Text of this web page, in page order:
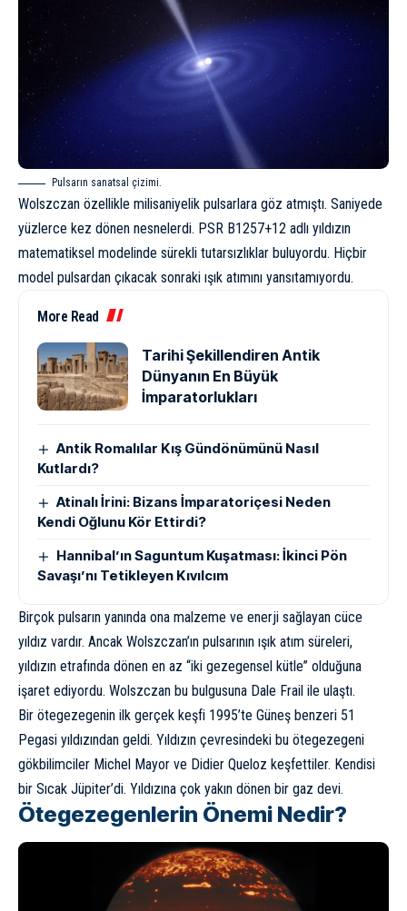
Pulsarın sanatsal çizimi.
Wolszczan özellikle milisaniyelik pulsarlara göz atmıştı. Saniyede
yüzlerce kez dönen nesnelerdi. PSR B1257+12 adlı yıldızın
matematiksel modelinde sürekli tutarsızlıklar buluyordu. Hiçbir
model pulsardan çıkacak sonraki ışık atımını yansıtamıyordu.
More Read
Tarihi Şekillendiren Antik
Dünyanın En Büyük
İmparatorlukları
Antik Romalılar Kış Gündönümünü Nasıl
Kutlardı?
Atinalı İrini: Bizans İmparatoriçesi Neden
Kendi Oğlunu Kör Ettirdi?
Hannibal’ın Saguntum Kuşatması: İkinci Pön
Savaşı’nı Tetikleyen Kıvılcım
Birçok pulsarın yanında ona malzeme ve enerji sağlayan cüce
yıldız vardır. Ancak Wolszczan’ın pulsarının ışık atım süreleri,
yıldızın etrafında dönen en az “iki gezegensel kütle” olduğuna
işaret ediyordu. Wolszczan bu bulgusuna Dale Frail ile ulaştı.
Bir ötegezegenin ilk gerçek keşfi 1995’te Güneş benzeri 51
Pegasi yıldızından geldi. Yıldızın çevresindeki bu ötegezegeni
gökbilimciler Michel Mayor ve Didier Queloz keşfettiler. Kendisi
bir Sıcak Jüpiter’di. Yıldızına çok yakın dönen bir gaz devi.
Ötegezegenlerin Önemi Nedir?